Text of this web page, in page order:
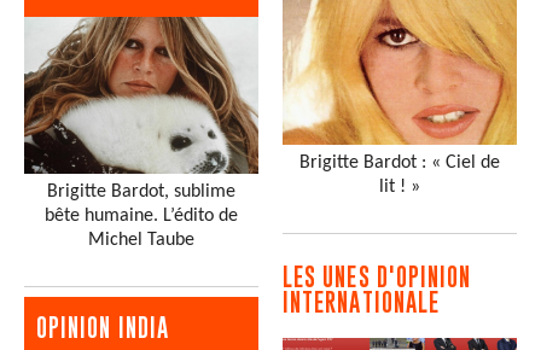
Brigitte Bardot, sublime
bête humaine. L’édito de
Michel Taube
OPINION INDIA
Brigitte Bardot : « Ciel de
lit ! »
LES UNES D'OPINION
INTERNATIONALE